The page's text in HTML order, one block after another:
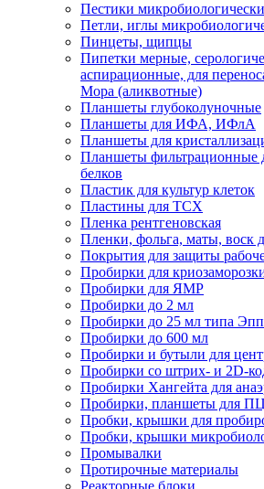
Пестики
Петли, иглы
Пинцеты, щипцы
Пипетки мерные,
аспирационные, для
Мора (аликвотные)
Планшеты глубоколуночные
Планшеты для ИФА, ИФлА
Планшеты для
Планшеты фильтрационные
белков
Пластик для культур клеток
Пластины для ТСХ
Пленка рентгеновская
Пленки, фольга, маты, воск
Покрытия для защиты
Пробирки для
Пробирки для ЯМР
Пробирки до 2 мл
Пробирки до 25 мл типа
Пробирки до 600 мл
Пробирки и бутыли для
Пробирки со штрих- и 2D-
Пробирки Хангейта для
Пробирки, планшеты для
Пробки, крышки для
Пробки, крышки
Промывалки
Протирочные материалы
Реакторные блоки